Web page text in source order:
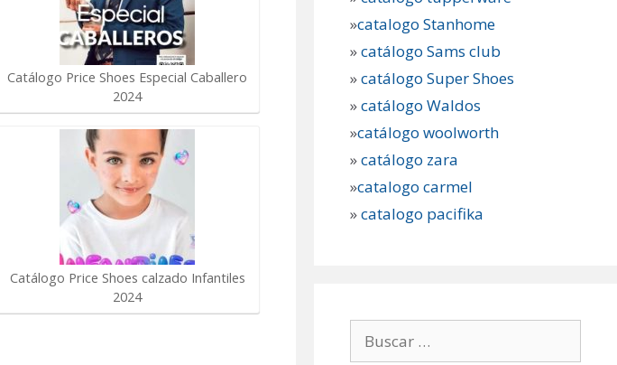
Catálogo Price Shoes Especial Caballero
2024
Catálogo Price Shoes calzado Infantiles
2024
»catalogo Stanhome
»catálogo Sams club
»catálogo Super Shoes
»catálogo Waldos
»catálogo woolworth
»catálogo zara
»catalogo carmel
»catalogo pacifika